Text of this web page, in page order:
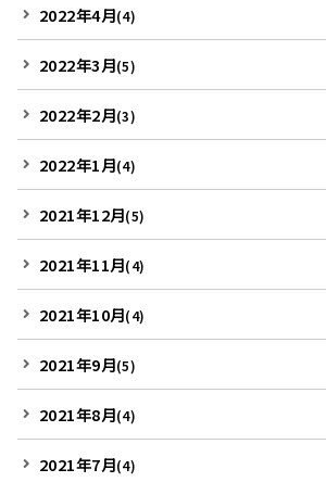
2022年4月(4)
2022年3月(5)
2022年2月(3)
2022年1月(4)
2021年12月(5)
2021年11月(4)
2021年10月(4)
2021年9月(5)
2021年8月(4)
2021年7月(4)